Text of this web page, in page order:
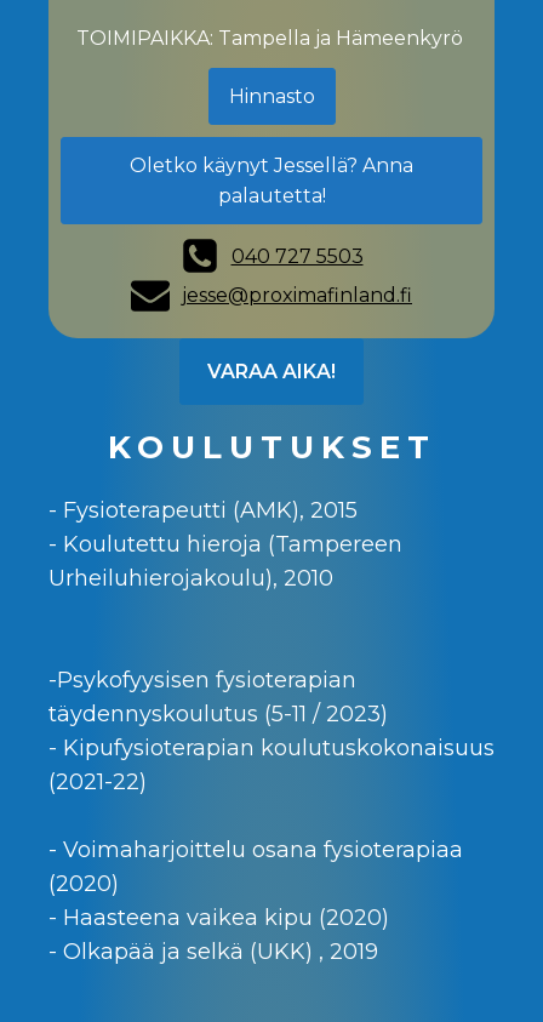
TOIMIPAIKKA: Tampella ja Hämeenkyrö
Hinnasto
Oletko käynyt Jessellä? Anna
palautetta!
040 727 5503
jesse@proximafinland.fi
VARAA AIKA!
KOULUTUKSET
- Fysioterapeutti (AMK), 2015
- Koulutettu hieroja (Tampereen
Urheiluhierojakoulu), 2010
-Psykofyysisen fysioterapian
täydennyskoulutus (5-11 / 2023)
- Kipufysioterapian koulutuskokonaisuus
(2021-22)
- Voimaharjoittelu osana fysioterapiaa
(2020)
- Haasteena vaikea kipu (2020)
- Olkapää ja selkä (UKK) , 2019